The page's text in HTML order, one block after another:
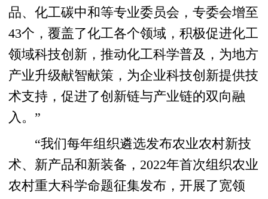
品、化工碳中和等专业委员会，专委会增至
43个，覆盖了化工各个领域，积极促进化工
领域科技创新，推动化工科学普及，为地方
产业升级献智献策，为企业科技创新提供技
术支持，促进了创新链与产业链的双向融
入。”
“我们每年组织遴选发布农业农村新技
术、新产品和新装备，2022年首次组织农业
农村重大科学命题征集发布，开展了宽领